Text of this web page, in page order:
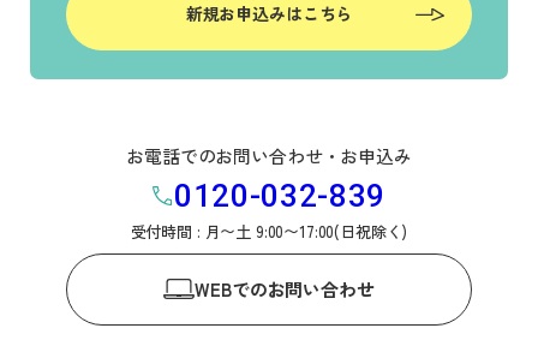
新規お申込みはこちら
お電話でのお問い合わせ・お申込み
0120-032-839
受付時間 : 月〜土 9:00〜17:00(日祝除く)
WEBでのお問い合わせ